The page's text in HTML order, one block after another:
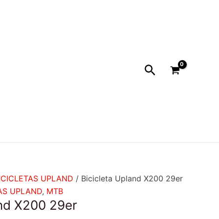
Buscar
UPLAND / Bicicleta Upland X200 29er
UPLAND, MTB
X200 29er